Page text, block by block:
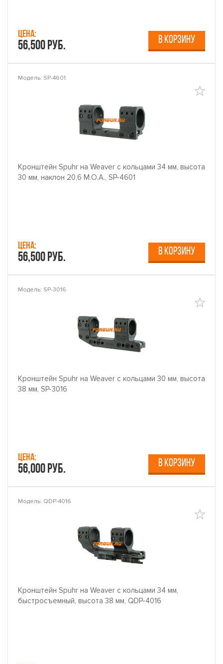
Цена:
56,500 руб. В КОРЗИНУ
Модель: SP-4601
Кронштейн Spuhr на Weaver с кольцами 34 мм, высота
30 мм, наклон 20,6 M.O.A., SP-4601
Цена:
56,500 руб. В КОРЗИНУ
Модель: SP-3016
Кронштейн Spuhr на Weaver с кольцами 30 мм, высота
38 мм, SP-3016
Цена:
56,000 руб. В КОРЗИНУ
Модель: QDP-4016
Кронштейн Spuhr на Weaver с кольцами 34 мм,
быстросъемный, высота 38 мм, QDP-4016